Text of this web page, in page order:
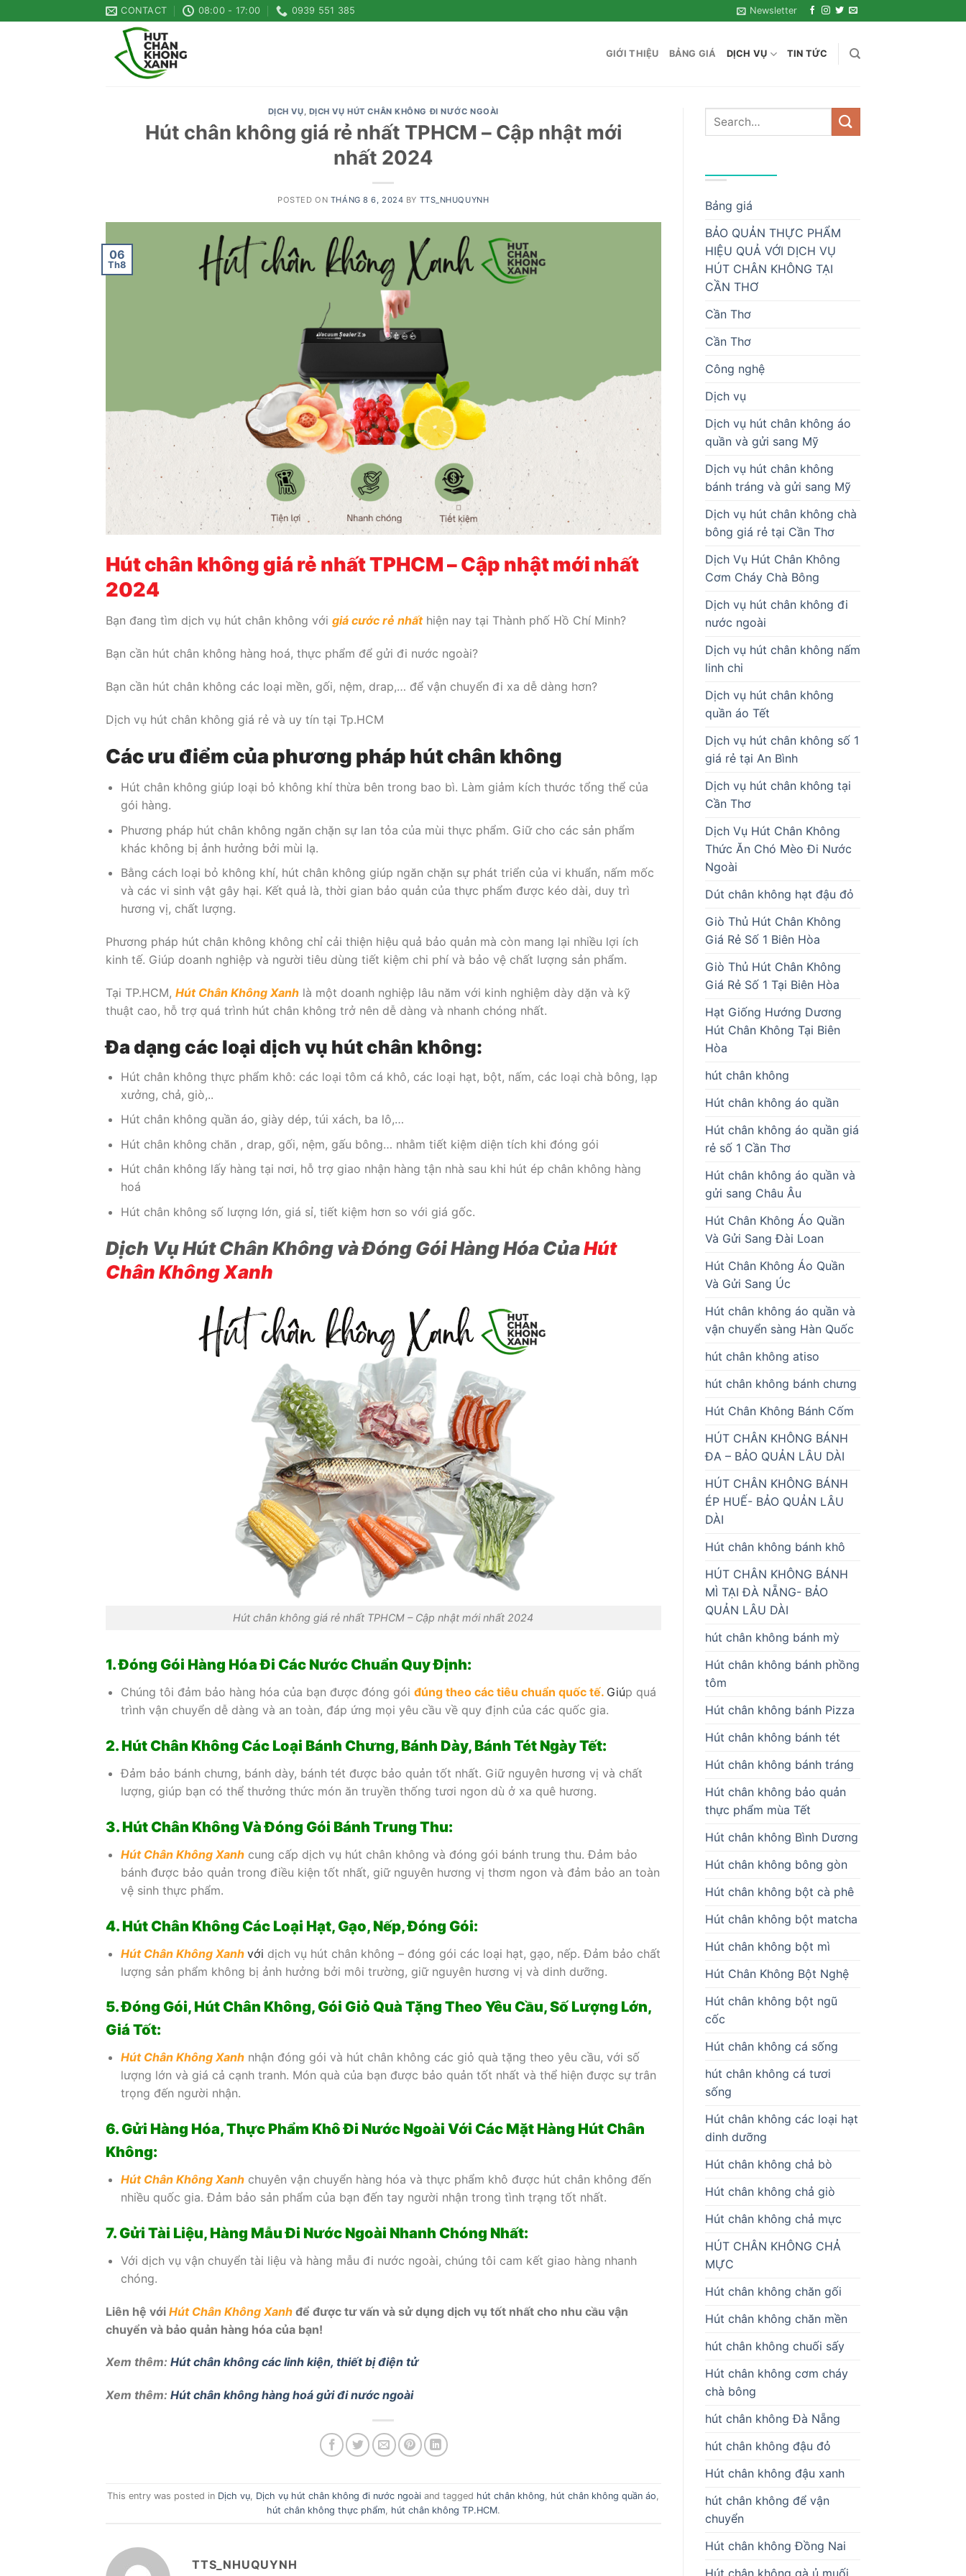
to
CONTACT 08:00 - 17:00 0939 551 385 Newsletter
GIỚI THIỆU BẢNG GIÁ DỊCH VỤ TIN TỨC
DỊCH VỤ, DỊCH VỤ HÚT CHÂN KHÔNG ĐI NƯỚC NGOÀI
Hút chân không giá rẻ nhất TPHCM – Cập nhật mới
nhất 2024
POSTED ON THÁNG 8 6, 2024 BY TTS_NHUQUYNH
06
Th8
Hút chân không giá rẻ nhất TPHCM – Cập nhật mới nhất
2024
Bạn đang tìm dịch vụ hút chân không với giá cước rẻ nhất hiện nay tại Thành phố Hồ Chí Minh?
Bạn cần hút chân không hàng hoá, thực phẩm để gửi đi nước ngoài?
Bạn cần hút chân không các loại mền, gối, nệm, drap,… để vận chuyển đi xa dễ dàng hơn?
Dịch vụ hút chân không giá rẻ và uy tín tại Tp.HCM
Các ưu điểm của phương pháp hút chân không
Hút chân không giúp loại bỏ không khí thừa bên trong bao bì. Làm giảm kích thước tổng thể của
gói hàng.
Phương pháp hút chân không ngăn chặn sự lan tỏa của mùi thực phẩm. Giữ cho các sản phẩm
khác không bị ảnh hưởng bởi mùi lạ.
Bằng cách loại bỏ không khí, hút chân không giúp ngăn chặn sự phát triển của vi khuẩn, nấm mốc
và các vi sinh vật gây hại. Kết quả là, thời gian bảo quản của thực phẩm được kéo dài, duy trì
hương vị, chất lượng.
Phương pháp hút chân không không chỉ cải thiện hiệu quả bảo quản mà còn mang lại nhiều lợi ích
kinh tế. Giúp doanh nghiệp và người tiêu dùng tiết kiệm chi phí và bảo vệ chất lượng sản phẩm.
Tại TP.HCM, Hút Chân Không Xanh là một doanh nghiệp lâu năm với kinh nghiệm dày dặn và kỹ
thuật cao, hỗ trợ quá trình hút chân không trở nên dễ dàng và nhanh chóng nhất.
Đa dạng các loại dịch vụ hút chân không:
Hút chân không thực phẩm khô: các loại tôm cá khô, các loại hạt, bột, nấm, các loại chà bông, lạp
xưởng, chả, giò,..
Hút chân không quần áo, giày dép, túi xách, ba lô,…
Hút chân không chăn , drap, gối, nệm, gấu bông… nhằm tiết kiệm diện tích khi đóng gói
Hút chân không lấy hàng tại nơi, hỗ trợ giao nhận hàng tận nhà sau khi hút ép chân không hàng
hoá
Hút chân không số lượng lớn, giá sỉ, tiết kiệm hơn so với giá gốc.
Dịch Vụ Hút Chân Không và Đóng Gói Hàng Hóa CủaHút
Chân Không Xanh
Hút chân không giá rẻ nhất TPHCM – Cập nhật mới nhất 2024
1. Đóng Gói Hàng Hóa Đi Các Nước Chuẩn Quy Định:
Chúng tôi đảm bảo hàng hóa của bạn được đóng gói đúng theo các tiêu chuẩn quốc tế. Giúp quá
trình vận chuyển dễ dàng và an toàn, đáp ứng mọi yêu cầu về quy định của các quốc gia.
2. Hút Chân Không Các Loại Bánh Chưng, Bánh Dày, Bánh Tét Ngày Tết:
Đảm bảo bánh chưng, bánh dày, bánh tét được bảo quản tốt nhất. Giữ nguyên hương vị và chất
lượng, giúp bạn có thể thưởng thức món ăn truyền thống tươi ngon dù ở xa quê hương.
3. Hút Chân Không Và Đóng Gói Bánh Trung Thu:
Hút Chân Không Xanhcung cấp dịch vụ hút chân không và đóng gói bánh trung thu. Đảm bảo
bánh được bảo quản trong điều kiện tốt nhất, giữ nguyên hương vị thơm ngon và đảm bảo an toàn
vệ sinh thực phẩm.
4. Hút Chân Không Các Loại Hạt, Gạo, Nếp, Đóng Gói:
Hút Chân Không Xanh với dịch vụ hút chân không – đóng gói các loại hạt, gạo, nếp. Đảm bảo chất
lượng sản phẩm không bị ảnh hưởng bởi môi trường, giữ nguyên hương vị và dinh dưỡng.
5. Đóng Gói, Hút Chân Không, Gói Giỏ Quà Tặng Theo Yêu Cầu, Số Lượng Lớn,
Giá Tốt:
Hút Chân Không Xanhnhận đóng gói và hút chân không các giỏ quà tặng theo yêu cầu, với số
lượng lớn và giá cả cạnh tranh. Món quà của bạn được bảo quản tốt nhất và thể hiện được sự trân
trọng đến người nhận.
6. Gửi Hàng Hóa, Thực Phẩm Khô Đi Nước Ngoài Với Các Mặt Hàng Hút Chân
Không:
Hút Chân Không Xanhchuyên vận chuyển hàng hóa và thực phẩm khô được hút chân không đến
nhiều quốc gia. Đảm bảo sản phẩm của bạn đến tay người nhận trong tình trạng tốt nhất.
7. Gửi Tài Liệu, Hàng Mẫu Đi Nước Ngoài Nhanh Chóng Nhất:
Với dịch vụ vận chuyển tài liệu và hàng mẫu đi nước ngoài, chúng tôi cam kết giao hàng nhanh
chóng.
Liên hệ với Hút Chân Không Xanh để được tư vấn và sử dụng dịch vụ tốt nhất cho nhu cầu vận
chuyển và bảo quản hàng hóa của bạn!
Xem thêm: Hút chân không các linh kiện, thiết bị điện tử
Xem thêm: Hút chân không hàng hoá gửi đi nước ngoài
This entry was posted in Dịch vụ Dịch vụ hút chân không đi nước ngoài and tagged hút chân không hút chân không quần áo
hút chân không thực phẩm, hút chân không TP.HCM.
TTS_NHUQUYNH
Bảng giá
BẢO QUẢN THỰC PHẨM
HIỆU QUẢ VỚI DỊCH VỤ
HÚT CHÂN KHÔNG TẠI
CẦN THƠ
Cần Thơ
Cần Thơ
Công nghệ
Dịch vụ
Dịch vụ hút chân không áo
quần và gửi sang Mỹ
Dịch vụ hút chân không
bánh tráng và gửi sang Mỹ
Dịch vụ hút chân không chà
bông giá rẻ tại Cần Thơ
Dịch Vụ Hút Chân Không
Cơm Cháy Chà Bông
Dịch vụ hút chân không đi
nước ngoài
Dịch vụ hút chân không nấm
linh chi
Dịch vụ hút chân không
quần áo Tết
Dịch vụ hút chân không số 1
giá rẻ tại An Bình
Dịch vụ hút chân không tại
Cần Thơ
Dịch Vụ Hút Chân Không
Thức Ăn Chó Mèo Đi Nước
Ngoài
Dút chân không hạt đậu đỏ
Giò Thủ Hút Chân Không
Giá Rẻ Số 1 Biên Hòa
Giò Thủ Hút Chân Không
Giá Rẻ Số 1 Tại Biên Hòa
Hạt Giống Hướng Dương
Hút Chân Không Tại Biên
Hòa
hút chân không
Hút chân không áo quần
Hút chân không áo quần giá
rẻ số 1 Cần Thơ
Hút chân không áo quần và
gửi sang Châu Âu
Hút Chân Không Áo Quần
Và Gửi Sang Đài Loan
Hút Chân Không Áo Quần
Và Gửi Sang Úc
Hút chân không áo quần và
vận chuyển sàng Hàn Quốc
hút chân không atiso
hút chân không bánh chưng
Hút Chân Không Bánh Cốm
HÚT CHÂN KHÔNG BÁNH
ĐA – BẢO QUẢN LÂU DÀI
HÚT CHÂN KHÔNG BÁNH
ÉP HUẾ- BẢO QUẢN LÂU
DÀI
Hút chân không bánh khô
HÚT CHÂN KHÔNG BÁNH
MÌ TẠI ĐÀ NẴNG- BẢO
QUẢN LÂU DÀI
hút chân không bánh mỳ
Hút chân không bánh phồng
tôm
Hút chân không bánh Pizza
Hút chân không bánh tét
Hút chân không bánh tráng
Hút chân không bảo quản
thực phẩm mùa Tết
Hút chân không Bình Dương
Hút chân không bông gòn
Hút chân không bột cà phê
Hút chân không bột matcha
Hút chân không bột mì
Hút Chân Không Bột Nghệ
Hút chân không bột ngũ
cốc
Hút chân không cá sống
hút chân không cá tươi
sống
Hút chân không các loại hạt
dinh dưỡng
Hút chân không chả bò
Hút chân không chả giò
Hút chân không chả mực
HÚT CHÂN KHÔNG CHẢ
MỰC
Hút chân không chăn gối
Hút chân không chăn mền
hút chân không chuối sấy
Hút chân không cơm cháy
chà bông
hút chân không Đà Nẵng
hút chân không đậu đỏ
Hút chân không đậu xanh
hút chân không để vận
chuyển
Hút chân không Đồng Nai
Hút chân không gà ủ muối